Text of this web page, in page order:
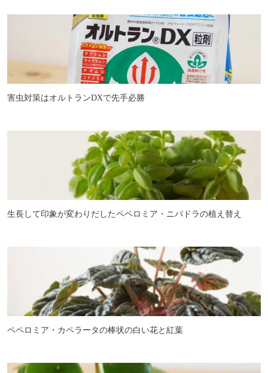
害虫対策はオルトランDXで先手必勝
生長して印象が変わりだしたペペロミア・ニパドラの植え替え
ペペロミア・カペラータの棒状の白い花と紅葉